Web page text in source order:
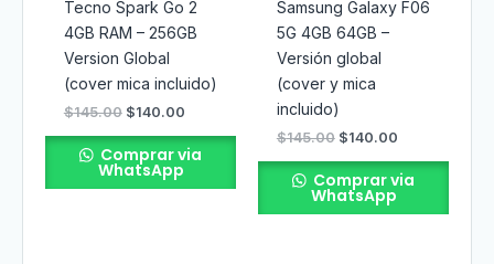
Tecno Spark Go 2
4GB RAM – 256GB
Version Global
(cover mica incluido)
$145.00 $140.00
Comprar via
WhatsApp
Samsung Galaxy F06
5G 4GB 64GB –
Versión global
(cover y mica
incluido)
$145.00 $140.00
Comprar via
WhatsApp